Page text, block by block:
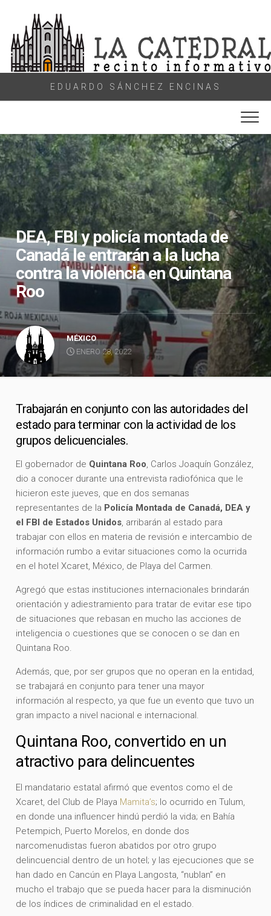
content
EDUARDO SÁNCHEZ ENCINAS
DEA, FBI y policía montada de
Canadá le entrarán a la lucha
contra la violencia en Quintana
Roo
MÉXICO
ENERO 28, 2022
Trabajarán en conjunto con las autoridades del
estado para terminar con la actividad de los
grupos delicuenciales.
El gobernador de Quintana Roo, Carlos Joaquín González,
dio a conocer durante una entrevista radiofónica que le
hicieron este jueves, que en dos semanas
representantes de la Policía Montada de Canadá, DEA y
el FBI de Estados Unidos, arribarán al estado para
trabajar con ellos en materia de revisión e intercambio de
información rumbo a evitar situaciones como la ocurrida
en el hotel Xcaret, México, de Playa del Carmen.
Agregó que estas instituciones internacionales brindarán
orientación y adiestramiento para tratar de evitar ese tipo
de situaciones que rebasan en mucho las acciones de
inteligencia o cuestiones que se conocen o se dan en
Quintana Roo.
Además, que, por ser grupos que no operan en la entidad,
se trabajará en conjunto para tener una mayor
información al respecto, ya que fue un evento que tuvo un
gran impacto a nivel nacional e internacional.
Quintana Roo, convertido en un
atractivo para delincuentes
El mandatario estatal afirmó que eventos como el de
Xcaret, del Club de Playa Mamita’s; lo ocurrido en Tulum,
en donde una influencer hindú perdió la vida; en Bahía
Petempich, Puerto Morelos, en donde dos
narcomenudistas fueron abatidos por otro grupo
delincuencial dentro de un hotel; y las ejecuciones que se
han dado en Cancún en Playa Langosta, “nublan” en
mucho el trabajo que se pueda hacer para la disminución
de los índices de criminalidad en el estado.